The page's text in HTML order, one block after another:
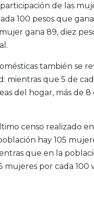
de las
100 pesos que
gana 89, diez
también se
mientras que 5 de
del hogar, más de 8
censo realizado en
hay 105
que en la
mujeres por cada 100